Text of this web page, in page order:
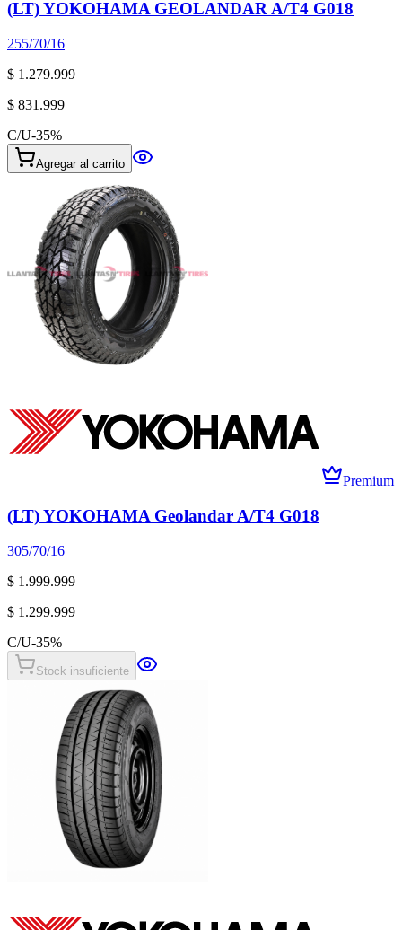
(LT) YOKOHAMA GEOLANDAR A/T4 G018
255/70/16
$ 1.279.999
$ 831.999
C/U-35%
Agregar al carrito
Premium
(LT) YOKOHAMA Geolandar A/T4 G018
305/70/16
$ 1.999.999
$ 1.299.999
C/U-35%
Stock insuficiente